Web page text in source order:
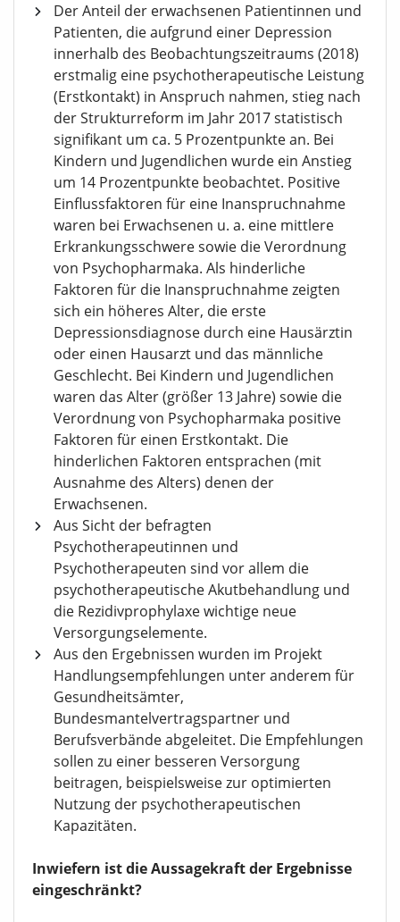
Der Anteil der erwachsenen Patientinnen und
Patienten, die aufgrund einer Depression
innerhalb des Beobachtungszeitraums (2018)
erstmalig eine psychotherapeutische Leistung
(Erstkontakt) in Anspruch nahmen, stieg nach
der Strukturreform im Jahr 2017 statistisch
signifikant um ca. 5 Prozentpunkte an. Bei
Kindern und Jugendlichen wurde ein Anstieg
um 14 Prozentpunkte beobachtet. Positive
Einflussfaktoren für eine Inanspruchnahme
waren bei Erwachsenen u. a. eine mittlere
Erkrankungsschwere sowie die Verordnung
von Psychopharmaka. Als hinderliche
Faktoren für die Inanspruchnahme zeigten
sich ein höheres Alter, die erste
Depressionsdiagnose durch eine Hausärztin
oder einen Hausarzt und das männliche
Geschlecht. Bei Kindern und Jugendlichen
waren das Alter (größer 13 Jahre) sowie die
Verordnung von Psychopharmaka positive
Faktoren für einen Erstkontakt. Die
hinderlichen Faktoren entsprachen (mit
Ausnahme des Alters) denen der
Erwachsenen.
Aus Sicht der befragten
Psychotherapeutinnen und
Psychotherapeuten sind vor allem die
psychotherapeutische Akutbehandlung und
die Rezidivprophylaxe wichtige neue
Versorgungselemente.
Aus den Ergebnissen wurden im Projekt
Handlungsempfehlungen unter anderem für
Gesundheitsämter,
Bundesmantelvertragspartner und
Berufsverbände abgeleitet. Die Empfehlungen
sollen zu einer besseren Versorgung
beitragen, beispielsweise zur optimierten
Nutzung der psychotherapeutischen
Kapazitäten.
Inwiefern ist die Aussagekraft der Ergebnisse
eingeschränkt?